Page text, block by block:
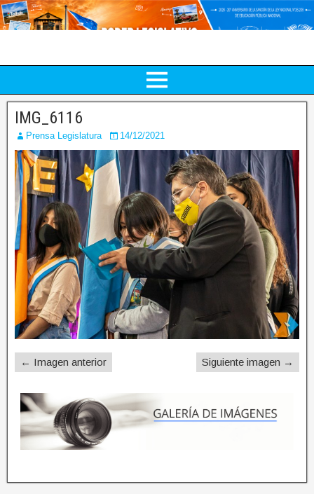
IMG_6116
Prensa Legislatura 14/12/2021
← Imagen anterior Siguiente imagen →